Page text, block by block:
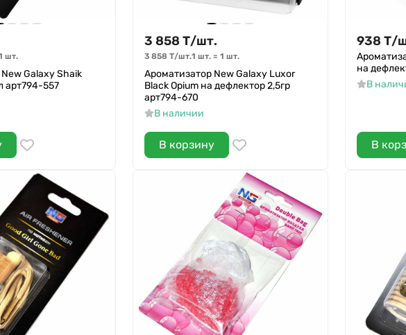
шт.
Galaxy Shaik
арт794-557
3 858 Т/шт.
3 858 Т/шт.1 шт.= 1 шт.
Ароматизатор New Galaxy Luxor
Black Opium на дефлектор 2,5гр
арт794-670
В наличии
В корзину
938 Т/
на
В
В